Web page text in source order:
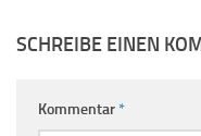
SCHREIBE EINEN
Kommentar*